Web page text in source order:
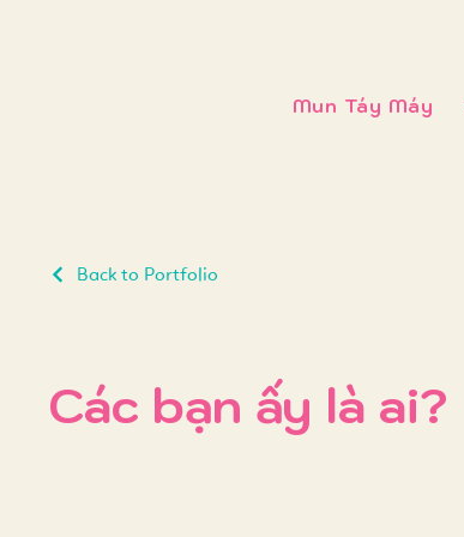
Mun Táy Máy
Back to Portfolio
Các bạn ấy là ai?